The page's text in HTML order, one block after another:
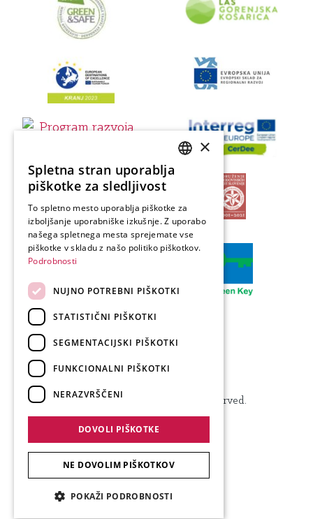
© 2024 Visit Kranj, All Rights Reserved.
SLOVENIAN
GERMAN
ITALIAN
×
Spletna stran uporablja
piškotke za sledljivost
To spletno mesto uporablja piškotke za
izboljšanje uporabniške izkušnje. Z uporabo
našega spletnega mesta sprejemate vse
piškotke v skladu z našo politiko piškotkov.
Podrobnosti
NUJNO POTREBNI PIŠKOTKI
STATISTIČNI PIŠKOTKI
SEGMENTACIJSKI PIŠKOTKI
FUNKCIONALNI PIŠKOTKI
NERAZVRŠČENI
DOVOLI PIŠKOTKE
NE DOVOLIM PIŠKOTKOV
POKAŽI PODROBNOSTI